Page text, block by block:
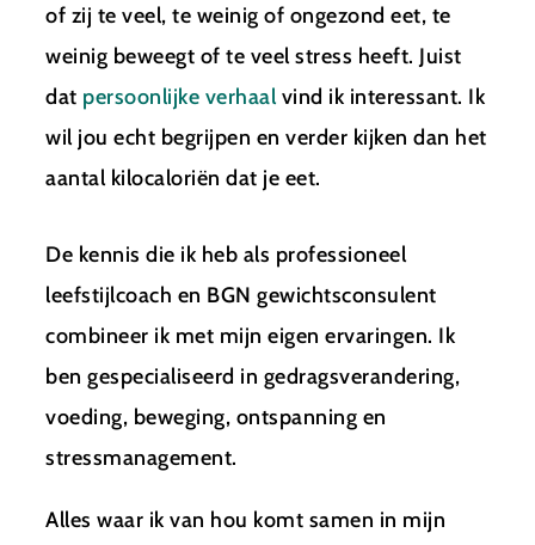
of zij te veel, te weinig of ongezond eet, te
weinig beweegt of te veel stress heeft. Juist
dat persoonlijke verhaalvind ik interessant. Ik
wil jou echt begrijpen en verder kijken dan het
aantal kilocaloriën dat je eet.
De kennis die ik heb als professioneel
leefstijlcoach en BGN gewichtsconsulent
combineer ik met mijn eigen ervaringen. Ik
ben gespecialiseerd in gedragsverandering,
voeding, beweging, ontspanning en
stressmanagement.
Alles waar ik van hou komt samen in mijn